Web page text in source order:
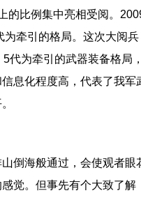
的比例集中亮相受阅。
牵引的格局。这次大阅
代为牵引的武器装备格局
息化程度高，代表了我军
倒海般通过，会使观者眼
觉。但事先有个大致了解